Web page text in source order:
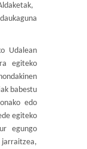
Udalean
egiteko
babestu
edo
egiteko
egungo
jarraitzea,